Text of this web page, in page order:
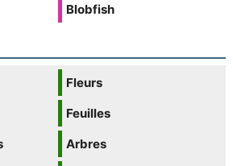
Blobfish
Fleurs
Feuilles
Arbres